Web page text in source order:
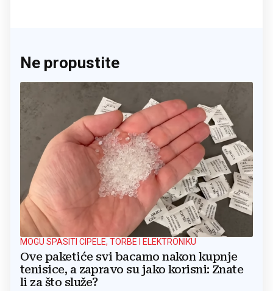
Ne propustite
MOGU SPASITI CIPELE, TORBE I ELEKTRONIKU
Ove paketiće svi bacamo nakon kupnje
tenisice, a zapravo su jako korisni: Znate
li za što služe?